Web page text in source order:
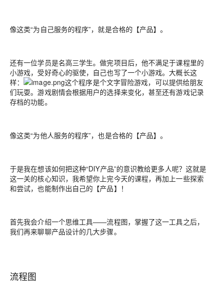
像这类“为自己服务的程序”，就是合格的【产品】。
还有一位学员是名高三学生。做完项目后，他不满足于课程里的
小游戏，受好奇心的驱使，自己也写了一个小游戏。大概长这
样：
这个程序是个文字冒险游戏，可以提供给朋友
们玩耍。游戏剧情会根据用户的选择来变化，甚至还有游戏记录
存档的功能。
像这类“为他人服务的程序”，也是合格的【产品】。
于是我在想该如何把这种“DIY产品”的意识教给更多人呢？这就是
这一关的核心知识，我希望你上完今天的课程，再加上一些探索
和尝试，也能制作出自己的【产品】！
首先我会介绍一个思维工具——流程图，掌握了这一工具之后，
我们再来聊聊产品设计的几大步骤。
流程图